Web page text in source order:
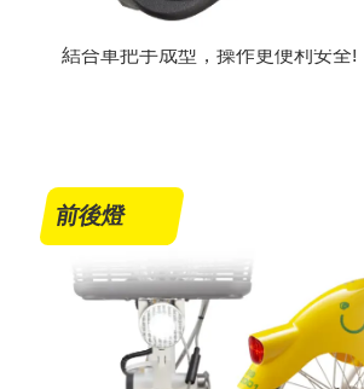
結合車把手成型，操作更便利安全!
前後燈